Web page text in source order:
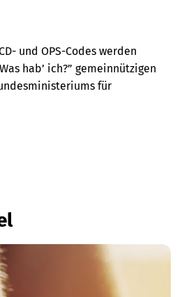
und OPS-Codes werden
hab’ ich?” gemeinnützigen
für